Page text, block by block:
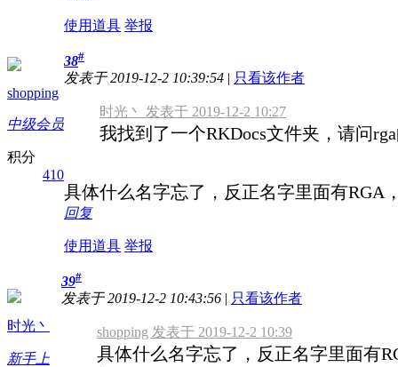
使用道具 举报
shopping
中级会员
积分
410
38#
发表于 2019-12-2 10:39:54 | 只看该作者
时光丶 发表于 2019-12-2 10:27
我找到了一个RKDocs文件夹，请问
具体什么名字忘了，反正名字里面有RGA
回复
使用道具 举报
时光丶
新手上
39#
发表于 2019-12-2 10:43:56 | 只看该作者
shopping 发表于 2019-12-2 10:39
具体什么名字忘了，反正名字里面有